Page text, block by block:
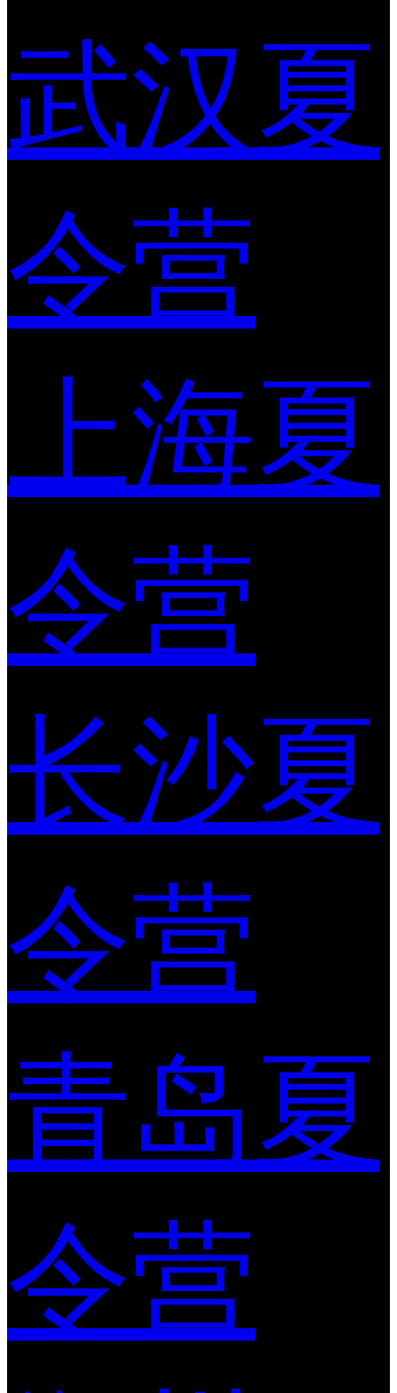
武汉夏
令营
上海夏
令营
长沙夏
令营
青岛夏
令营